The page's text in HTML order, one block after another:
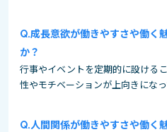
成長意欲が働きやすさや働く
か？
行事やイベントを定期的に設ける
性やモチベーションが上向きになっ
人間関係が働きやすさや働く